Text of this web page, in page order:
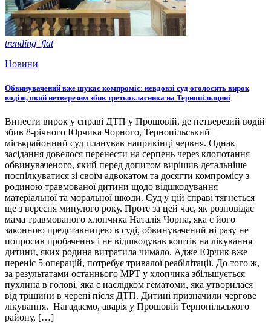
trending_flat
Новини
Обвинувачений вже шукає компроміс: невдовзі суд оголосить вирок
водію, який нетверезим збив третьокласника на Тернопільщині
Винести вирок у справі ДТП у Прошовій, де нетверезий водій
збив 8-річного Юрчика Чорного, Тернопільський
міськрайонний суд планував наприкінці червня. Однак
засідання довелося перенести на серпень через клопотання
обвинуваченого, який перед допитом вирішив детальніше
поспілкуватися зі своїм адвокатом та досягти компромісу з
родиною травмованої дитини щодо відшкодування
матеріальної та моральної шкоди. Суд у цій справі тягнеться
ще з вересня минулого року. Проте за цей час, як розповідає
мама травмованого хлопчика Наталія Чорна, яка є його
законною представницею в суді, обвинувачений ні разу не
попросив пробачення і не відшкодував коштів на лікування
дитини, яких родина витратила чимало. Адже Юрчик вже
переніс 5 операцій, потребує тривалої реабілітації. До того ж,
за результатами останнього МРТ у хлопчика збільшується
пухлина в голові, яка є наслідком гематоми, яка утворилася
від тріщини в черепі після ДТП. Дитині призначили чергове
лікування. Нагадаємо, аварія у Прошовій Тернопільського
району, […]